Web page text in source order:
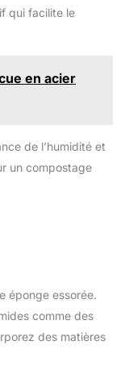
qui facilite le
en acier
de l’humidité et
un compostage
éponge essorée.
comme des
des matières